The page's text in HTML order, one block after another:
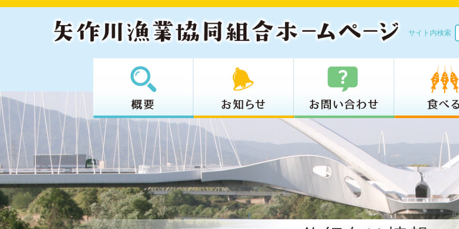
サイト内検索